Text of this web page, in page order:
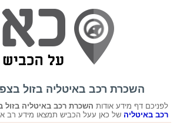
השכרת רכב באיטליה בזול
לפניכם דף מידע אודות השכרת רכב באיטליה בזול
רכב באיטליה של כאן עעל הכביש תמצאו מידע רב